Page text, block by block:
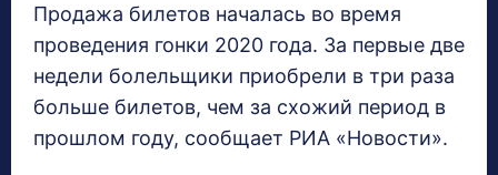
Продажа билетов началась во время
проведения гонки 2020 года. За первые две
недели болельщики приобрели в три раза
больше билетов, чем за схожий период в
прошлом году, сообщает РИА «Новости».